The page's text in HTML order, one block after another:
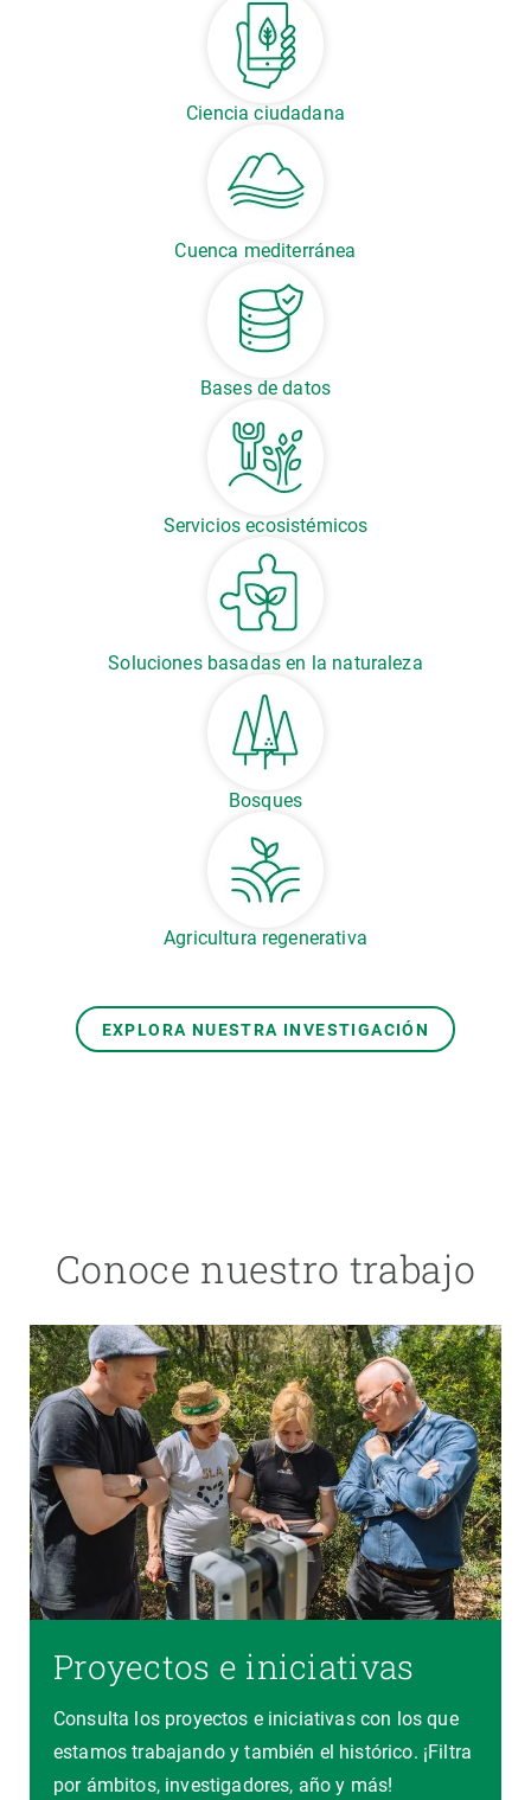
Ciencia ciudadana
Cuenca mediterránea
Bases de datos
Servicios ecosistémicos
Soluciones basadas en la naturaleza
Bosques
Agricultura regenerativa
EXPLORA NUESTRA INVESTIGACIÓN
Conoce nuestro trabajo
Proyectos e iniciativas
Consulta los proyectos e iniciativas con los que
estamos trabajando y también el histórico. ¡Filtra
por ámbitos, investigadores, año y más!